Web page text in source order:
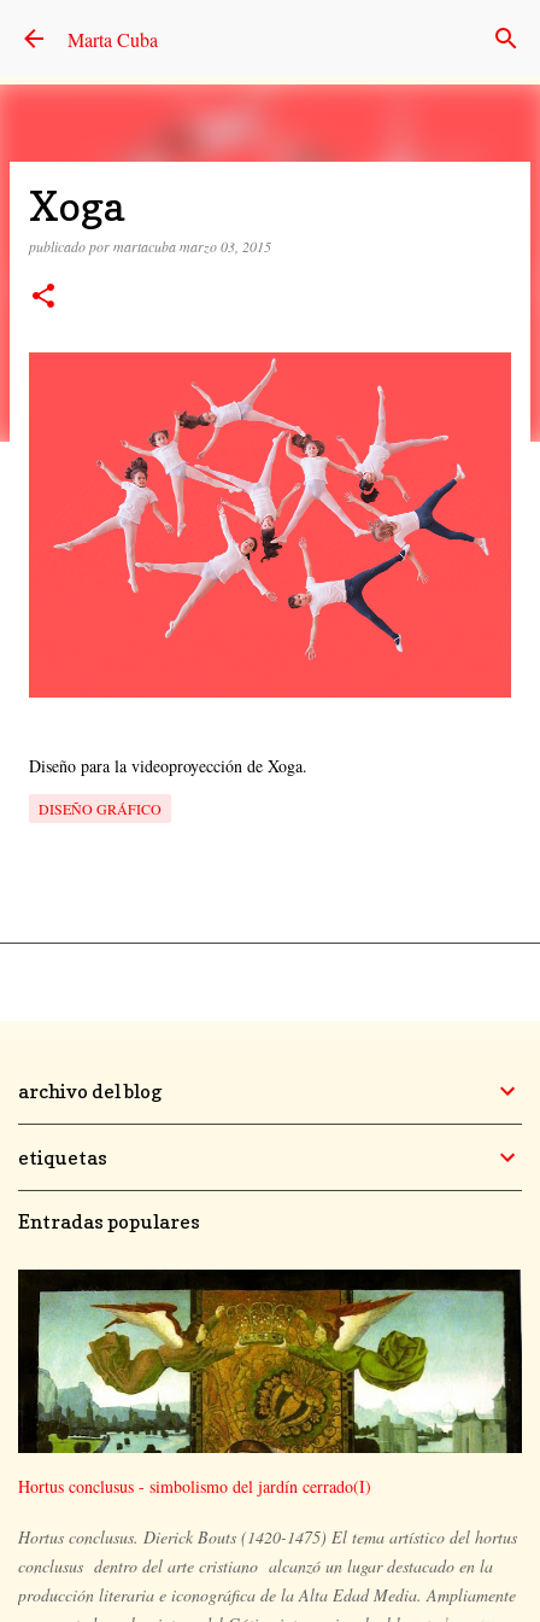
Marta Cuba
Xoga
publicado pormartacubamarzo 03, 2015
Diseño para la videoproyección de Xoga.
DISEÑO GRÁFICO
archivo del blog
etiquetas
Entradas populares
Hortus conclusus - simbolismo del jardín cerrado(I)
Hortus conclusus. Dierick Bouts (1420-1475) El tema artístico del hortus
conclusus dentro del arte cristiano alcanzó un lugar destacado en la
producción literaria e iconográfica de la Alta Edad Media. Ampliamente